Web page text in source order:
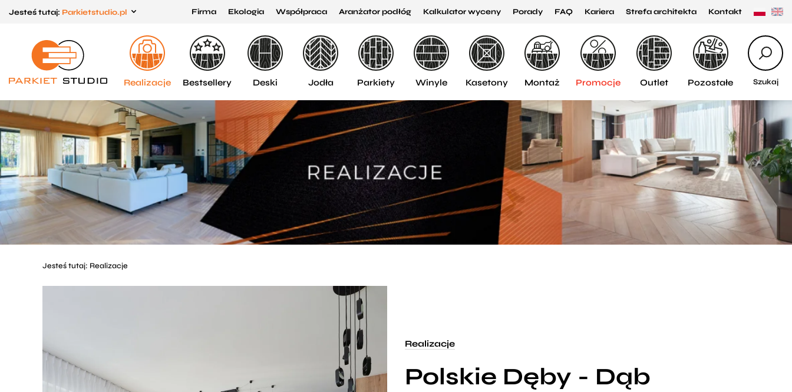
do menu
głównego
do
menu
w
stopce
Jesteś tutaj: Parkietstudio.pl Firma Ekologia Współpraca Aranżator podłóg Kalkulator wyceny Porady FAQ Kariera Strefa architekta Kontakt
Szukaj
Realizacje Bestsellery Deski Jodła Parkiety Winyle Kasetony Montaż Promocje Outlet Pozostałe
Jesteś tutaj: Realizacje
Realizacje
Polskie Dęby - Dąb